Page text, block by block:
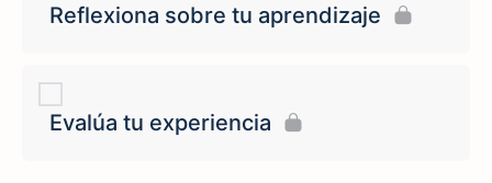
Reflexiona sobre tu aprendizaje
Evalúa tu experiencia